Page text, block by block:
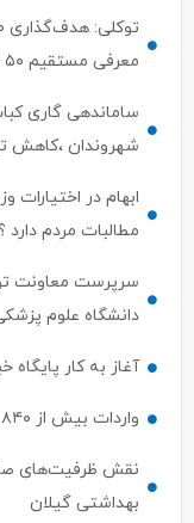
معرفی مستقیم ۵۰ نفر برتر به بازار کار
ساماندهی گاری
شهروندان ،کاهش
ابهام در اختیارات
سرپرست معاونت
آغاز به کار پایگاه
واردات بیش از ۸۴۰ هزار تن نهاده دامی از بنادر كاسپین و انزلی
نقش ظرفیت‌های
اسماعیل رحمتی